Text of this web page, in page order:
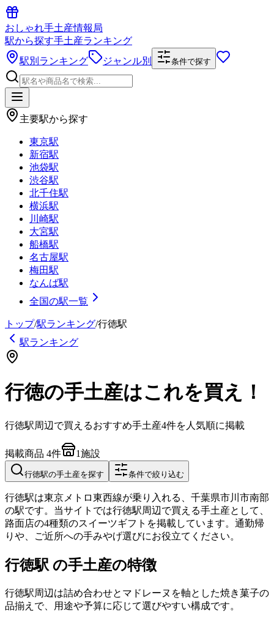
おしゃれ手土産情報局
駅から探す手土産ランキング
駅別ランキング
ジャンル別 条件で探す
主要駅から探す
東京駅
新宿駅
池袋駅
渋谷駅
北千住駅
横浜駅
川崎駅
大宮駅
船橋駅
名古屋駅
梅田駅
なんば駅
全国の駅一覧
トップ/駅ランキング/行徳駅
駅ランキング
行徳の手土産はこれを買え！
行徳駅周辺で買えるおすすめ手土産4件を人気順に掲載
掲載商品 4件 1施設
行徳駅の手土産を探す 条件で絞り込む
行徳駅は東京メトロ東西線が乗り入れる、千葉県市川市南部
の駅です。当サイトでは行徳駅周辺で買える手土産として、
路面店の4種類のスイーツギフトを掲載しています。通勤帰
りや、ご近所への手みやげ選びにお役立てください。
行徳駅 の手土産の特徴
行徳駅周辺は詰め合わせとマドレーヌを軸とした焼き菓子の
品揃えで、用途や予算に応じて選びやすい構成です。